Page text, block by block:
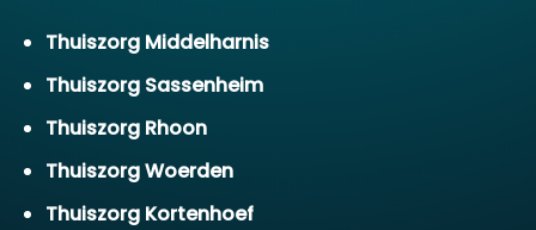
Thuiszorg Middelharnis
Thuiszorg Sassenheim
Thuiszorg Rhoon
Thuiszorg Woerden
Thuiszorg Kortenhoef